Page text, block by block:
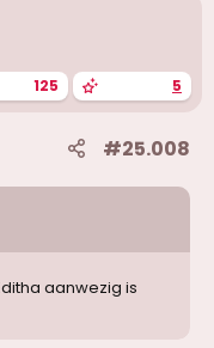
125 5
#25.008
aanwezig is